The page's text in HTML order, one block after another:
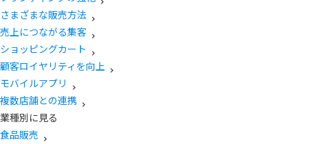
さまざまな販売方法
売上につながる集客
ショッピングカート
顧客ロイヤリティを向上
モバイルアプリ
複数店舗との連携
業種別に見る
食品販売